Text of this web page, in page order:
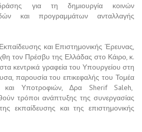
για τη δημιουργία κοινών
και προγραμμάτων ανταλλαγής
και Επιστημονικής Έρευνας,
τον Πρέσβυ της Ελλάδας στο Κάιρο, κ.
κεντρικά γραφεία του Υπουργείου στη
παρουσία του επικεφαλής του Τομέα
και Υποτροφιών, Δρα Sherif Saleh,
τρόποι ανάπτυξης της συνεργασίας
εκπαίδευσης και της επιστημονικής